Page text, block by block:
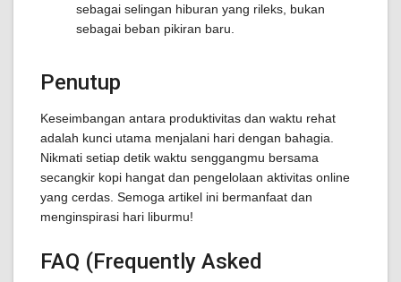
sebagai selingan hiburan yang rileks, bukan
sebagai beban pikiran baru.
Penutup
Keseimbangan antara produktivitas dan waktu rehat
adalah kunci utama menjalani hari dengan bahagia.
Nikmati setiap detik waktu senggangmu bersama
secangkir kopi hangat dan pengelolaan aktivitas online
yang cerdas. Semoga artikel ini bermanfaat dan
menginspirasi hari liburmu!
FAQ (Frequently Asked